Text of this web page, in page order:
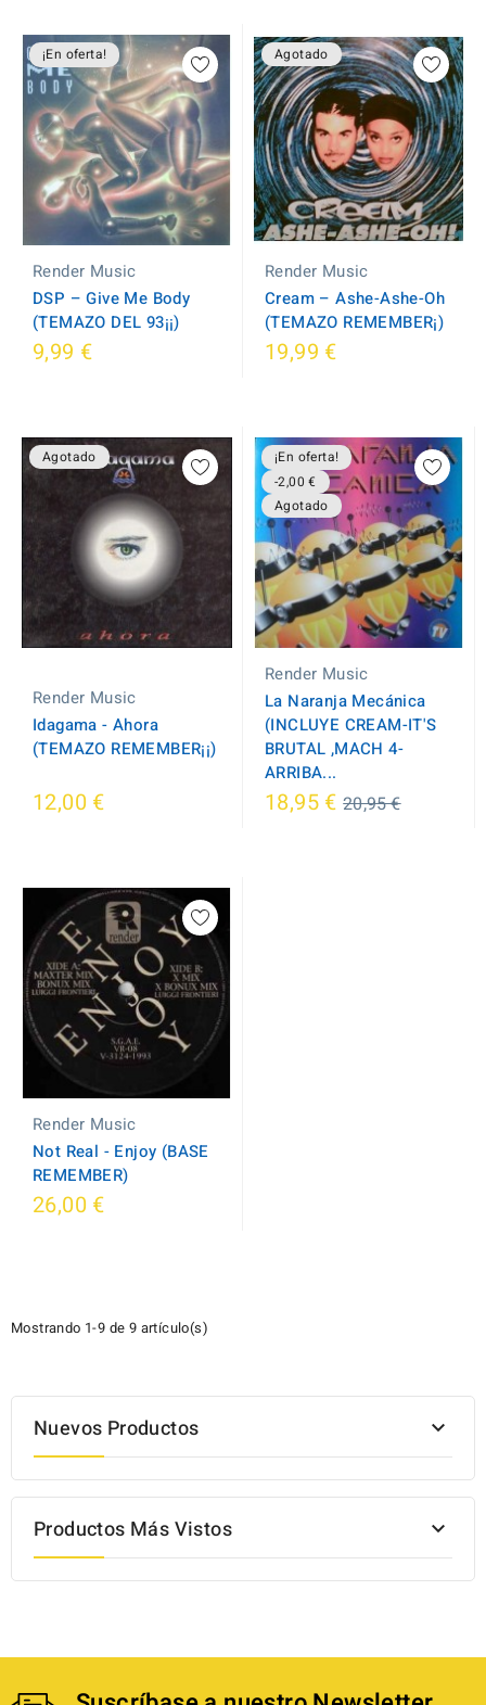
¡En oferta!
Render Music
DSP – Give Me Body
(TEMAZO DEL 93¡¡)
9,99 €
Agotado
Render Music
Cream – Ashe-Ashe-Oh
(TEMAZO REMEMBER¡)
19,99 €
Agotado
Render Music
Idagama - Ahora
(TEMAZO REMEMBER¡¡)
12,00 €
¡En oferta!
-2,00 €
Agotado
Render Music
La Naranja Mecánica
(INCLUYE CREAM-IT'S
BRUTAL ,MACH 4-
ARRIBA...
18,95 € Regular
20,95 €
Render Music
Not Real - Enjoy (BASE
REMEMBER)
26,00 €
Mostrando 1-9 de 9 artículo(s)
Nuevos Productos 
Productos Más Vistos 